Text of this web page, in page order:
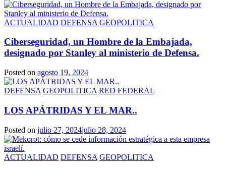
ACTUALIDAD DEFENSA GEOPOLITICA
Ciberseguridad, un Hombre de la Embajada,
designado por Stanley al ministerio de Defensa.
Posted on agosto 19, 2024
DEFENSA GEOPOLITICA RED FEDERAL
LOS APÁTRIDAS Y EL MAR..
Posted on julio 27, 2024julio 28, 2024
ACTUALIDAD DEFENSA GEOPOLITICA